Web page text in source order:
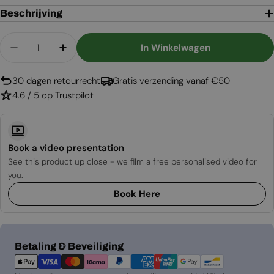
Beschrijving
Aantal Verlagen Voor Cool Flame 500 Glas
Aantal Verhogen Voor Cool Flame 500
In Winkelwagen
30 dagen retourrecht
Gratis verzending vanaf €50
4.6 / 5 op Trustpilot
Book a video presentation
See this product up close - we film a free personalised video for
you.
Book Here
Betaling & Beveiliging
Betaalmethoden